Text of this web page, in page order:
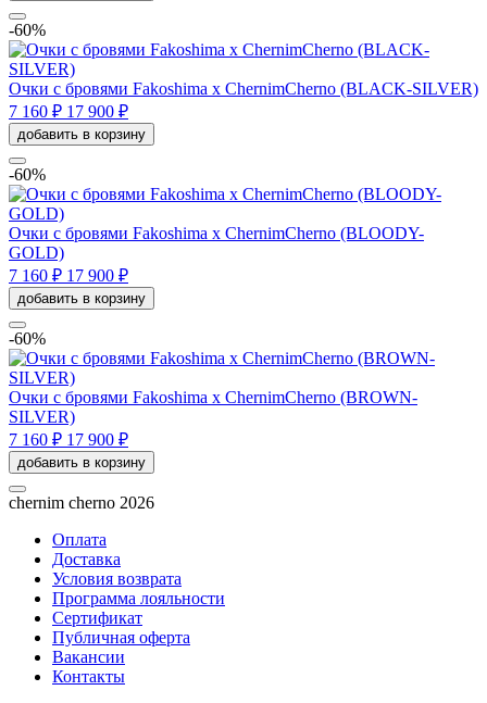
-60%
Очки с бровями Fakoshima x ChernimCherno (BLACK-SILVER)
7 160 ₽ 17 900 ₽
добавить в корзину
-60%
Очки с бровями Fakoshima x ChernimCherno (BLOODY-
GOLD)
7 160 ₽ 17 900 ₽
добавить в корзину
-60%
Очки с бровями Fakoshima x ChernimCherno (BROWN-
SILVER)
7 160 ₽ 17 900 ₽
добавить в корзину
chernim cherno 2026
Оплата
Доставка
Условия возврата
Программа лояльности
Сертификат
Публичная оферта
Вакансии
Контакты